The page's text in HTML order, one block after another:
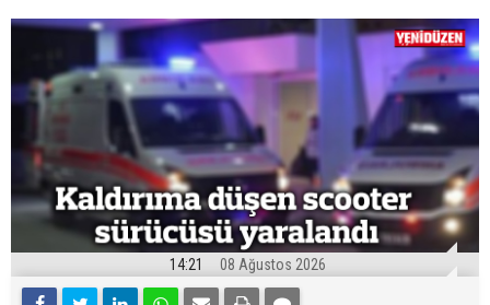
14:21 08 Ağustos 2026